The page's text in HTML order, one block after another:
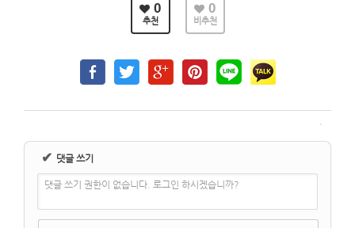
0
추천
0
비추천
✔ 댓글 쓰기
댓글 쓰기 권한이 없습니다. 로그인 하시겠습니까?